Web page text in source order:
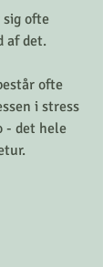
ofte
af det.
ofte
i stress
- det hele